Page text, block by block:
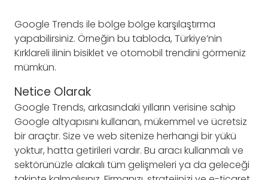
Google Trends ile bölge bölge karşılaştırma
yapabilirsiniz. Örneğin bu tabloda, Türkiye’nin
Kırklareli ilinin bisiklet ve otomobil trendini görmeniz
mümkün.
Netice Olarak
Google Trends, arkasındaki yılların verisine sahip
Google altyapısını kullanan, mükemmel ve ücretsiz
bir araçtır. Size ve web sitenize herhangi bir yükü
yoktur, hatta getirileri vardır. Bu aracı kullanmalı ve
sektörünüzle alakalı tüm gelişmeleri ya da geleceği